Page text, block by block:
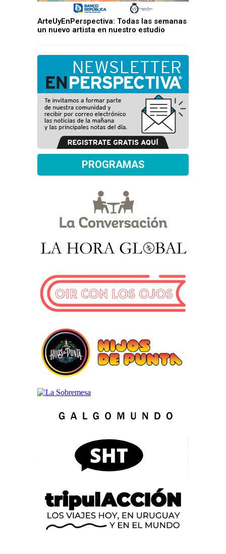
ArteUyEnPerspectiva: Todas las semanas
un nuevo artista en nuestro estudio
PROGRAMAS